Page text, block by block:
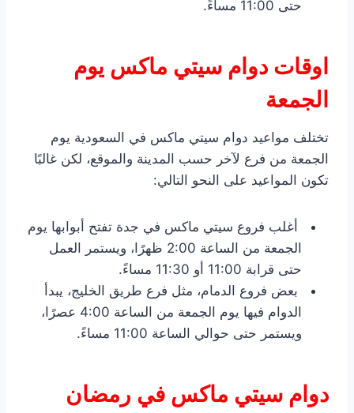
حتى 11:00 مساءً.
اوقات دوام سيتي ماكس يوم
الجمعة
تختلف مواعيد دوام سيتي ماكس في السعودية يوم
الجمعة من فرع لآخر حسب المدينة والموقع، لكن غالبًا
تكون المواعيد على النحو التالي:
أغلب فروع سيتي ماكس في جدة تفتح أبوابها يوم
الجمعة من الساعة 2:00 ظهرًا، ويستمر العمل
حتى قرابة 11:00 أو 11:30 مساءً.
بعض فروع الدمام، مثل فرع طريق الخليج، يبدأ
الدوام فيها يوم الجمعة من الساعة 4:00 عصرًا،
ويستمر حتى حوالي الساعة 11:00 مساءً.
دوام سيتي ماكس في رمضان